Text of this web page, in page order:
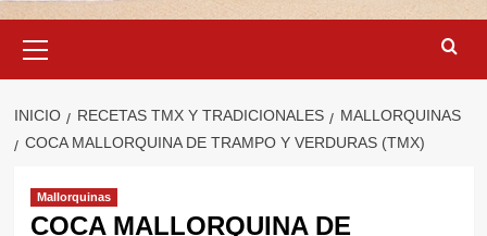
primario
INICIO RECETAS TMX Y TRADICIONALES
MALLORQUINAS
COCA MALLORQUINA DE TRAMPO Y VERDURAS (TMX)
Mallorquinas
COCA MALLORQUINA DE